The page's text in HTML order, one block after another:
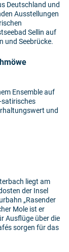
Deutschland und
Ausstellungen
Sellin auf
und Seebrücke.
Ensemble auf
satirisches
und
liegt am
der Insel
„Rasender
Mole ist er
Ausflüge über die
sorgen für das